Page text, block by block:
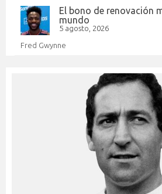
El bono de renovación
mundo
5 agosto, 2026
Fred Gwynne